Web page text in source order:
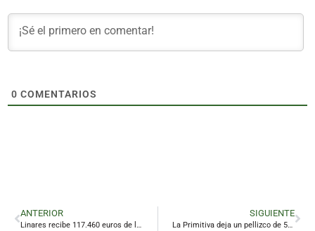
0 COMENTARIOS
ANTERIOR
Linares recibe 117.460 euros de la Junta para facilitar la conciliación
SIGUIENTE
La Primitiva deja un pellizco de 55.445 euros en Linares